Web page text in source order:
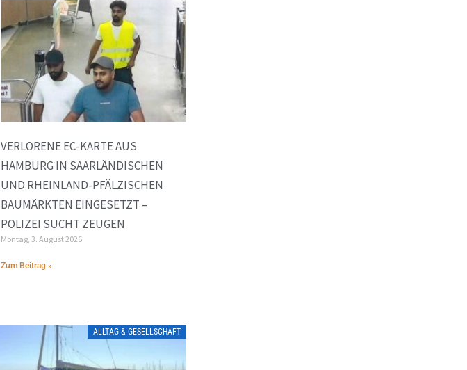
VERLORENE EC-KARTE AUS
HAMBURG IN SAARLÄNDISCHEN
UND RHEINLAND-PFÄLZISCHEN
BAUMÄRKTEN EINGESETZT –
POLIZEI SUCHT ZEUGEN
Montag, 3. August 2026
Zum Beitrag »
ALLTAG & GESELLSCHAFT